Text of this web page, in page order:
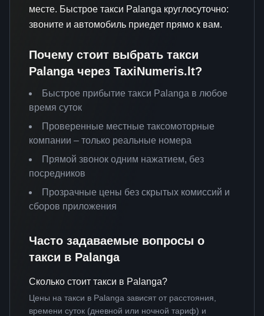
месте. Быстрое такси Palanga круглосуточно:
звоните и автомобиль приедет прямо к вам.
Почему стоит выбрать такси
Palanga через TaxiNumeris.lt?
Быстрое прибытие такси Palanga в любое
время суток
Проверенные местные таксомоторные
компании – только реальные номера
Прямой звонок одним нажатием, без
посредников
Прозрачные цены без скрытых комиссий и
сборов приложения
Часто задаваемые вопросы о
такси в Palanga
Сколько стоит такси в Palanga?
Цены на такси в Palanga зависят от расстояния,
времени суток (дневной или ночной тариф) и